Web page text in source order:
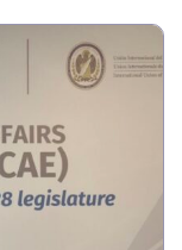
a avut
teoretice și